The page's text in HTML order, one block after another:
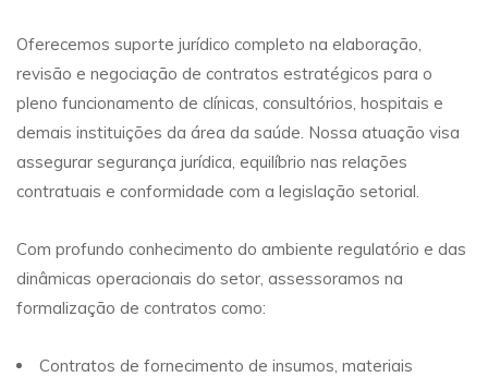
Oferecemos suporte jurídico completo na elaboração,
revisão e negociação de contratos estratégicos para o
pleno funcionamento de clínicas, consultórios, hospitais e
demais instituições da área da saúde. Nossa atuação visa
assegurar segurança jurídica, equilíbrio nas relações
contratuais e conformidade com a legislação setorial.
Com profundo conhecimento do ambiente regulatório e das
dinâmicas operacionais do setor, assessoramos na
formalização de contratos como:
Contratos de fornecimento de insumos, materiais